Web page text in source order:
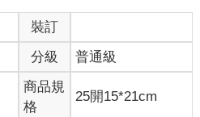
裝訂
分級 普通級
商品規
格
25開15*21cm